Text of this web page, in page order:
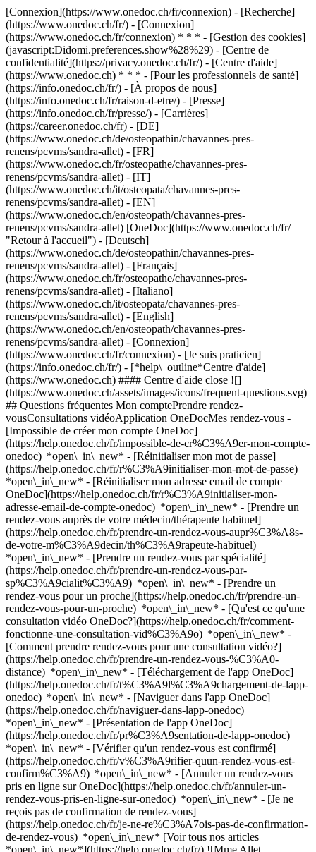
[Connexion](https://www.onedoc.ch/fr/connexion) - [Recherche]
(https://www.onedoc.ch/fr/) - [Connexion]
(https://www.onedoc.ch/fr/connexion) * * * - [Gestion des cookies]
(javascript:Didomi.preferences.show%28%29) - [Centre de
confidentialité](https://privacy.onedoc.ch/fr/) - [Centre d'aide]
(https://www.onedoc.ch) * * * - [Pour les professionnels de santé]
(https://info.onedoc.ch/fr/) - [À propos de nous]
(https://info.onedoc.ch/fr/raison-d-etre/) - [Presse]
(https://info.onedoc.ch/fr/presse/) - [Carrières]
(https://career.onedoc.ch/fr) - [DE]
(https://www.onedoc.ch/de/osteopathin/chavannes-pres-
renens/pcvms/sandra-allet) - [FR]
(https://www.onedoc.ch/fr/osteopathe/chavannes-pres-
renens/pcvms/sandra-allet) - [IT]
(https://www.onedoc.ch/it/osteopata/chavannes-pres-
renens/pcvms/sandra-allet) - [EN]
(https://www.onedoc.ch/en/osteopath/chavannes-pres-
renens/pcvms/sandra-allet) [OneDoc](https://www.onedoc.ch/fr/
"Retour à l'accueil") - [Deutsch]
(https://www.onedoc.ch/de/osteopathin/chavannes-pres-
renens/pcvms/sandra-allet) - [Français]
(https://www.onedoc.ch/fr/osteopathe/chavannes-pres-
renens/pcvms/sandra-allet) - [Italiano]
(https://www.onedoc.ch/it/osteopata/chavannes-pres-
renens/pcvms/sandra-allet) - [English]
(https://www.onedoc.ch/en/osteopath/chavannes-pres-
renens/pcvms/sandra-allet) - [Connexion]
(https://www.onedoc.ch/fr/connexion) - [Je suis praticien]
(https://info.onedoc.ch/fr/) - [*help\_outline*Centre d'aide]
(https://www.onedoc.ch) #### Centre d'aide close ![]
(https://www.onedoc.ch/assets/images/icons/frequent-questions.svg)
## Questions fréquentes Mon comptePrendre rendez-
vousConsultations vidéoApplication OneDocMes rendez-vous -
[Impossible de créer mon compte OneDoc]
(https://help.onedoc.ch/fr/impossible-de-cr%C3%A9er-mon-compte-
onedoc) *open\_in\_new* - [Réinitialiser mon mot de passe]
(https://help.onedoc.ch/fr/r%C3%A9initialiser-mon-mot-de-passe)
*open\_in\_new* - [Réinitialiser mon adresse email de compte
OneDoc](https://help.onedoc.ch/fr/r%C3%A9initialiser-mon-
adresse-email-de-compte-onedoc) *open\_in\_new* - [Prendre un
rendez-vous auprès de votre médecin/thérapeute habituel]
(https://help.onedoc.ch/fr/prendre-un-rendez-vous-aupr%C3%A8s-
de-votre-m%C3%A9decin/th%C3%A9rapeute-habituel)
*open\_in\_new* - [Prendre un rendez-vous par spécialité]
(https://help.onedoc.ch/fr/prendre-un-rendez-vous-par-
sp%C3%A9cialit%C3%A9) *open\_in\_new* - [Prendre un
rendez-vous pour un proche](https://help.onedoc.ch/fr/prendre-un-
rendez-vous-pour-un-proche) *open\_in\_new* - [Qu'est ce qu'une
consultation vidéo OneDoc?](https://help.onedoc.ch/fr/comment-
fonctionne-une-consultation-vid%C3%A9o) *open\_in\_new* -
[Comment prendre rendez-vous pour une consultation vidéo?]
(https://help.onedoc.ch/fr/prendre-un-rendez-vous-%C3%A0-
distance) *open\_in\_new* - [Téléchargement de l'app OneDoc]
(https://help.onedoc.ch/fr/t%C3%A9l%C3%A9chargement-de-lapp-
onedoc) *open\_in\_new* - [Naviguer dans l'app OneDoc]
(https://help.onedoc.ch/fr/naviguer-dans-lapp-onedoc)
*open\_in\_new* - [Présentation de l'app OneDoc]
(https://help.onedoc.ch/fr/pr%C3%A9sentation-de-lapp-onedoc)
*open\_in\_new* - [Vérifier qu'un rendez-vous est confirmé]
(https://help.onedoc.ch/fr/v%C3%A9rifier-quun-rendez-vous-est-
confirm%C3%A9) *open\_in\_new* - [Annuler un rendez-vous
pris en ligne sur OneDoc](https://help.onedoc.ch/fr/annuler-un-
rendez-vous-pris-en-ligne-sur-onedoc) *open\_in\_new* - [Je ne
reçois pas de confirmation de rendez-vous]
(https://help.onedoc.ch/fr/je-ne-re%C3%A7ois-pas-de-confirmation-
de-rendez-vous) *open\_in\_new* [Voir tous nos articles
*open\_in\_new*](https://help.onedoc.ch/fr/) ![Mme Allet,